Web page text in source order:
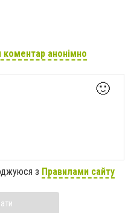
коментар анонімно
🙂
з Правилами сайту